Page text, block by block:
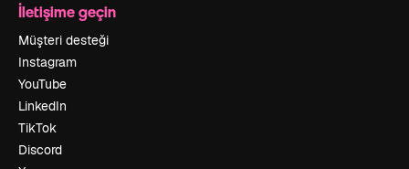
İletişime geçin
Müşteri desteği
Instagram
YouTube
LinkedIn
TikTok
Discord